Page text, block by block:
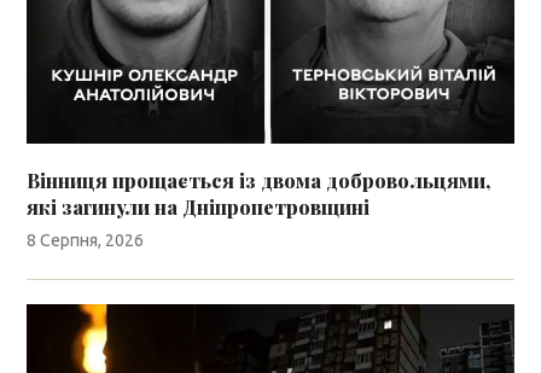
Вінниця прощається із двома добровольцями,
які загинули на Дніпропетровщині
8 Серпня, 2026